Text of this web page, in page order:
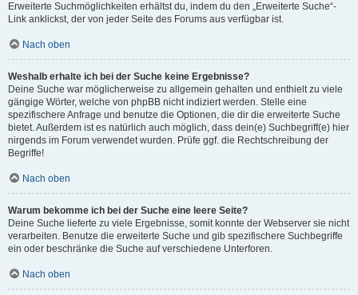
Erweiterte Suchmöglichkeiten erhältst du, indem du den „Erweiterte Suche“-
Link anklickst, der von jeder Seite des Forums aus verfügbar ist.
Nach oben
Weshalb erhalte ich bei der Suche keine Ergebnisse?
Deine Suche war möglicherweise zu allgemein gehalten und enthielt zu viele
gängige Wörter, welche von phpBB nicht indiziert werden. Stelle eine
spezifischere Anfrage und benutze die Optionen, die dir die erweiterte Suche
bietet. Außerdem ist es natürlich auch möglich, dass dein(e) Suchbegriff(e) hier
nirgends im Forum verwendet wurden. Prüfe ggf. die Rechtschreibung der
Begriffe!
Nach oben
Warum bekomme ich bei der Suche eine leere Seite?
Deine Suche lieferte zu viele Ergebnisse, somit konnte der Webserver sie nicht
verarbeiten. Benutze die erweiterte Suche und gib spezifischere Suchbegriffe
ein oder beschränke die Suche auf verschiedene Unterforen.
Nach oben